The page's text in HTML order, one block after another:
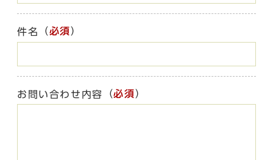
件名 （必須）
お問い合わせ内容 （必須）